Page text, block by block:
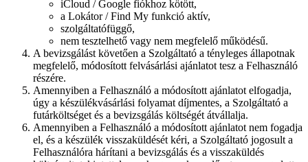
iCloud / Google fiókhoz kötött,
a Lokátor / Find My funkció aktív,
szolgáltatófüggő,
nem tesztelhető vagy nem megfelelő működésű.
A bevizsgálást követően a Szolgáltató a tényleges állapotnak
megfelelő, módosított felvásárlási ajánlatot tesz a Felhasználó
részére.
Amennyiben a Felhasználó a módosított ajánlatot elfogadja,
úgy a készülékvásárlási folyamat díjmentes, a Szolgáltató a
futárköltséget és a bevizsgálás költségét átvállalja.
Amennyiben a Felhasználó a módosított ajánlatot nem fogadja
el, és a készülék visszaküldését kéri, a Szolgáltató jogosult a
Felhasználóra hárítani a bevizsgálás és a visszaküldés